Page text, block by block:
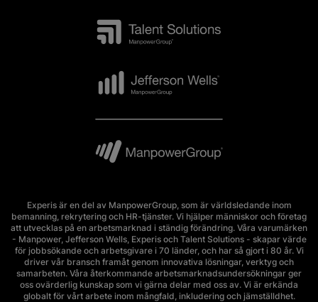
Experis är en del av ManpowerGroup, som är världsledande inom
bemanning, rekrytering och HR-tjänster. Vi hjälper människor och företag
att utvecklas på en arbetsmarknad i ständig förändring. Våra varumärken
- Manpower, Jefferson Wells, Experis och Talent Solutions - skapar värde
för jobbsökande och arbetsgivare i 70 länder, och har så gjort i 80 år. Vi
driver vår bransch framåt genom innovativa lösningar, verktyg och
samarbeten. Våra återkommande arbetsmarknadsundersökningar ger
oss ovärderlig kunskap som vi gärna delar med oss av. Vi är erkända
globalt för vårt arbete inom mångfald, inkludering och jämställdhet.